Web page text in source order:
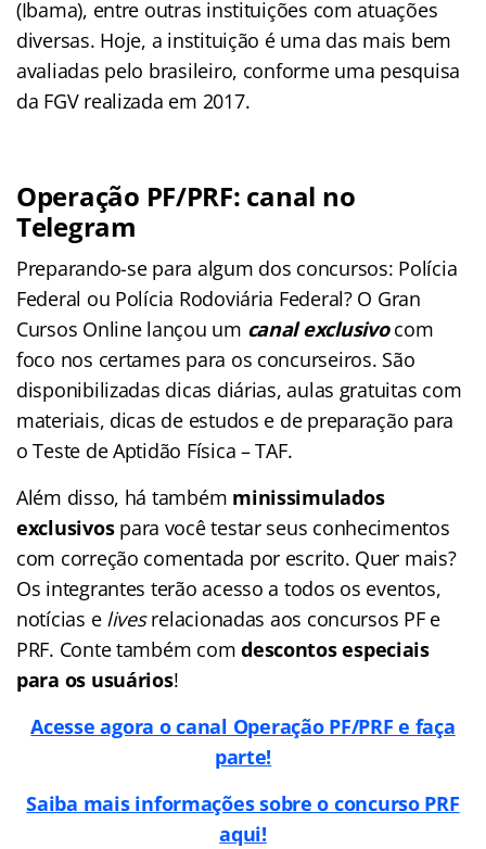
(Ibama), entre outras instituições com atuações
diversas. Hoje, a instituição é uma das mais bem
avaliadas pelo brasileiro, conforme uma pesquisa
da FGV realizada em 2017.
Operação PF/PRF: canal no
Telegram
Preparando-se para algum dos concursos: Polícia
Federal ou Polícia Rodoviária Federal? O Gran
Cursos Online lançou um canal exclusivocom
foco nos certames para os concurseiros. São
disponibilizadas dicas diárias, aulas gratuitas com
materiais, dicas de estudos e de preparação para
o Teste de Aptidão Física – TAF.
Além disso, há também minissimulados
exclusivospara você testar seus conhecimentos
com correção comentada por escrito. Quer mais?
Os integrantes terão acesso a todos os eventos,
notícias e livesrelacionadas aos concursos PF e
PRF. Conte também comdescontos especiais
para os usuários!
Acesse agora o canal Operação PF/PRF e faça
parte!
Saiba mais informações sobre o concurso PRF
aqui!